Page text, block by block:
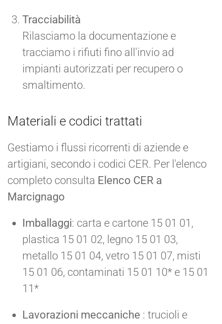
Tracciabilità
Rilasciamo la documentazione e
tracciamo i rifiuti fino all'invio ad
impianti autorizzati per recupero o
smaltimento.
Materiali e codici trattati
Gestiamo i flussi ricorrenti di aziende e
artigiani, secondo i codici CER. Per l'elenco
completo consulta Elenco CER a
Marcignago
Imballaggi: carta e cartone 15 01 01,
plastica 15 01 02, legno 15 01 03,
metallo 15 01 04, vetro 15 01 07, misti
15 01 06, contaminati 15 01 10* e 15 01
11*
Lavorazioni meccaniche : trucioli e